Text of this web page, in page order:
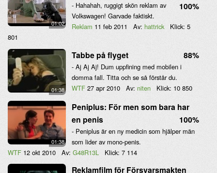
01:02
100%
- Hahahah, ruggigt skön reklam av
Volkswagen! Garvade faktiskt.
Reklam 11 feb 2011 Av: hattrick Klick: 5
801
01:38
Tabbe på flyget 88%
- Aj Aj Aj! Dum uppfining med mobilen i
domma fall. Titta och se så förstår du.
WTF 27 apr 2010 Av: niten Klick: 10 850
01:38
Peniplus: För men som bara har
en penis
100%
- Peniplus är en ny medicin som hjälper män
som lider av mono-penis.
WTF 12 okt 2010 Av: G48R13L Klick: 7 114
Reklamfilm för Försvarsmakten